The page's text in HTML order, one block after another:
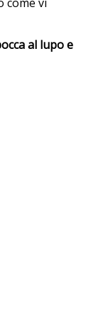
al lupo e